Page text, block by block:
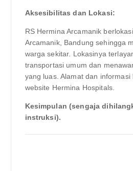
Aksesibilitas dan Lokasi:
RS Hermina Arcamanik
Arcamanik, Bandung sehingga
warga sekitar. Lokasinya
transportasi umum dan
yang luas. Alamat dan
website Hermina Hospitals.
Kesimpulan (sengaja
instruksi).